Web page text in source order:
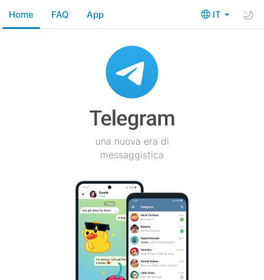
IT
Home FAQ App
una nuova era di
messaggistica